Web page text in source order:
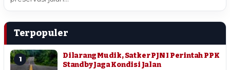
Terpopuler
1
Dilarang Mudik, Satker PJN I Perintah PPK
Standby Jaga Kondisi Jalan